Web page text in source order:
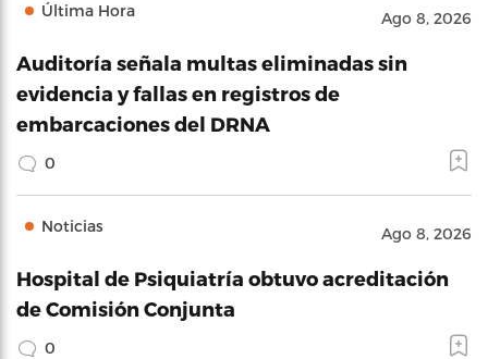
Última Hora Ago 8, 2026
Auditoría señala multas eliminadas sin
evidencia y fallas en registros de
embarcaciones del DRNA
0
Noticias Ago 8, 2026
Hospital de Psiquiatría obtuvo acreditación
de Comisión Conjunta
0